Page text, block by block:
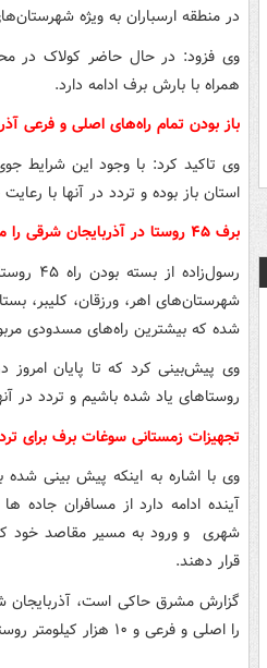
در منطقه ارسباران به ویژه
وی فزود: در حال حاضر کولاک در
همراه با بارش برف ادامه دارد.
باز بودن تمام راه‌های اصلی و فرعی
وی تاکید کرد: با وجود این شرایط
استان باز بوده و تردد در آنها با
برف ۴۵ روستا در آذربایجان شرقی را محاصره کرد
شهرستان‌های اهر، ورزقان، کلیبر،
شده که بیشترین راه‌های مسدودی
وی پیش‌بینی کرد که تا پایان
روستاهای یاد شده باشیم و تردد در
تجهیزات زمستانی سوغات برف برای
آینده ادامه دارد از مسافران جاده
شهری و ورود به مسیر مقاصد خود
قرار دهند.
را اصلی و فرعی و ۱۰ هزار کیلومتر روستایی یکی از استانهای کشور با تکثر راه محسوب می شود.